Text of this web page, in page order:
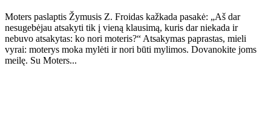
Moters paslaptis Žymusis Z. Froidas kažkada pasakė: „Aš dar
nesugebėjau atsakyti tik į vieną klausimą, kuris dar niekada ir
nebuvo atsakytas: ko nori moteris?“ Atsakymas paprastas, mieli
vyrai: moterys moka mylėti ir nori būti mylimos. Dovanokite joms
meilę. Su Moters...